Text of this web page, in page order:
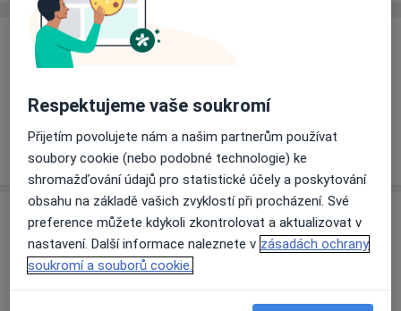
Ceník
Tento specialista ještě nepřidával žádné informace o
Adresa
Ordinace
Respektujeme vaše soukromí
Přijetím povolujete nám a našim partnerům používat
soubory cookie (nebo podobné technologie) ke
shromažďování údajů pro statistické účely a poskytování
obsahu na základě vašich zvyklostí při procházení. Své
preference můžete kdykoli zkontrolovat a aktualizovat v
nastavení. Další informace naleznete v zásadách ochrany
soukromí a souborů cookie.